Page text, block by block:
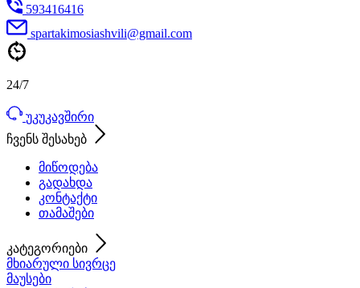
593416416
spartakimosiashvili@gmail.com
24/7
უკუკავშირი
ჩვენს შესახებ
მიწოდება
გადახდა
კონტაქტი
თამაშები
კატეგორიები
მხიარული სივრცე
მაუსები